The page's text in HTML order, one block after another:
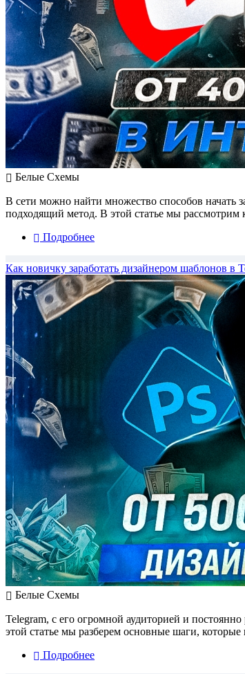
Белые Схемы
В сети можно найти множество способов начать
подходящий метод. В этой статье мы
Подробнее
Как новичку заработать дизайнером шаблонов в
Белые Схемы
Telegram, с его огромной аудиторией и
этой статье мы разберем основные шаги, которые
Подробнее